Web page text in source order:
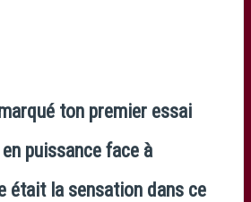
ton premier essai
puissance face à
était la sensation dans ce